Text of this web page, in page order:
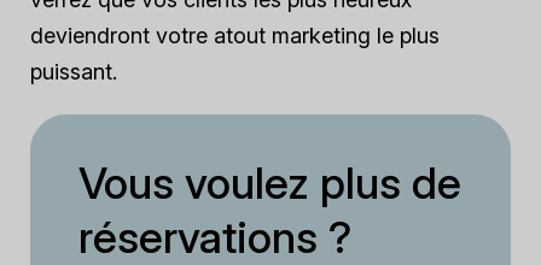
deviendront votre atout marketing le plus
puissant.
Vous voulez plus de
réservations ?